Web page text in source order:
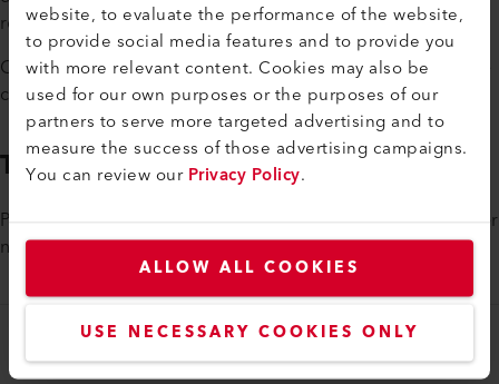
website, to evaluate the performance of the website,
to provide social media features and to provide you
with more relevant content. Cookies may also be
used for our own purposes or the purposes of our
partners to serve more targeted advertising and to
measure the success of those advertising campaigns.
You can review ourPrivacy Policy.
ALLOW ALL COOKIES
USE NECESSARY COOKIES ONLY
responsabilidades?
Ofrecemos un crecimiento emocionante y oportunidades de
carrera en un entorno internacional.
Te estamos buscando
Pregunte sobre las diferentes aperturas. Nos encantaría tener
noticias suyas.
Grupo